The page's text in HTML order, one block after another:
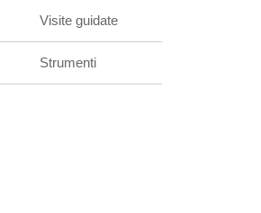
Visite guidate
Strumenti